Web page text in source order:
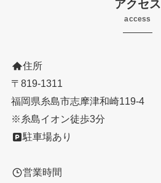
アクセス
access
住所
〒819-1311
福岡県糸島市志摩津和崎119-4
※糸島イオン徒歩3分
駐車場あり
営業時間